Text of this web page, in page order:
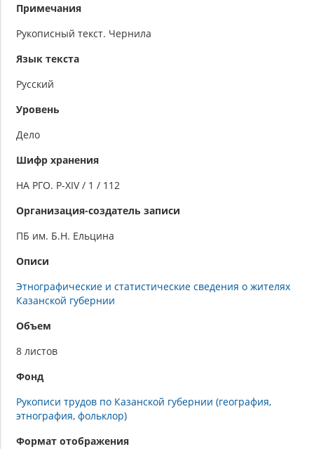
Примечания
Рукописный текст. Чернила
Язык текста
Русский
Уровень
Дело
Шифр хранения
НА РГО. Р-XIV / 1 / 112
Организация-создатель записи
ПБ им. Б.Н. Ельцина
Описи
Этнографические и статистические сведения о жителях
Казанской губернии
Объем
8 листов
Фонд
Рукописи трудов по Казанской губернии (география,
этнография, фольклор)
Формат отображения